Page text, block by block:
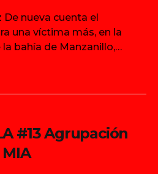
De nueva cuenta el
una víctima más, en la
bahía de Manzanillo,
El mirador de Walmart
#13 Agrupación